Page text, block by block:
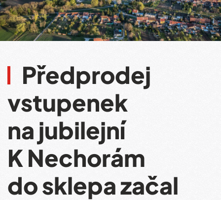
Předprodej
vstupenek
na jubilejní
K Nechorám
do sklepa začal